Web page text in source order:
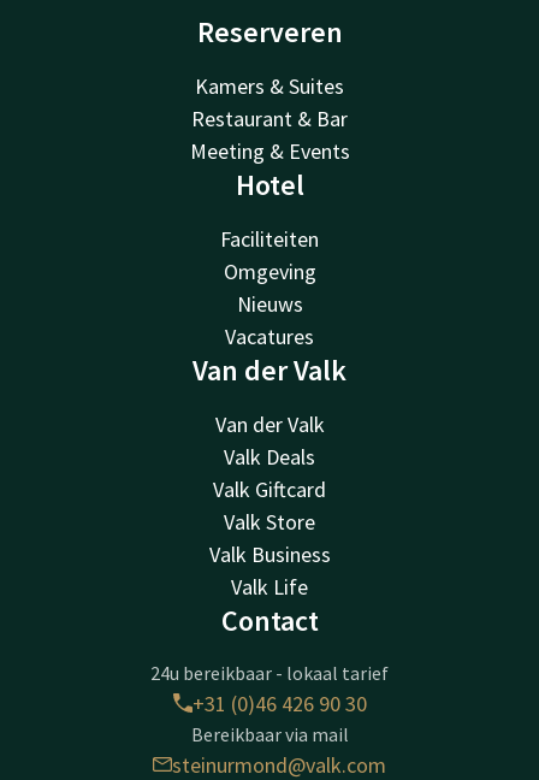
Reserveren
Kamers & Suites
Restaurant & Bar
Meeting & Events
Hotel
Faciliteiten
Omgeving
Nieuws
Vacatures
Van der Valk
Van der Valk
Valk Deals
Valk Giftcard
Valk Store
Valk Business
Valk Life
Contact
24u bereikbaar - lokaal tarief
+31 (0)46 426 90 30
Bereikbaar via mail
steinurmond@valk.com